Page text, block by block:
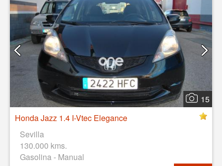
15
Honda Jazz 1.4 I-Vtec Elegance
Sevilla
130.000 kms.
Gasolina - Manual